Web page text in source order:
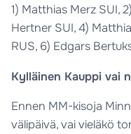
1) Matthias Merz SUI,
Hertner SUI, 4)
RUS, 6) Edgars
Kylläinen Kauppi vai
Ennen MM-kisoja
välipäivä, vai vieläkö